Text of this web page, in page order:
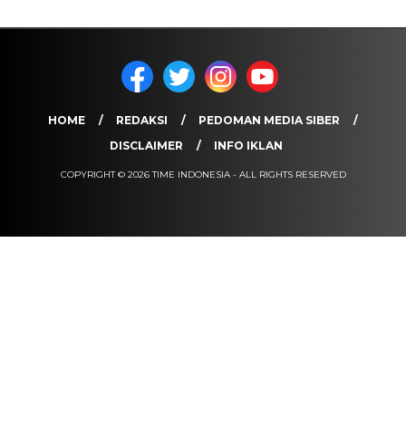
HOME REDAKSI
PEDOMAN MEDIA SIBER
DISCLAIMER
INFO IKLAN
COPYRIGHT © 2026 TIME INDONESIA - ALL RIGHTS RESERVED